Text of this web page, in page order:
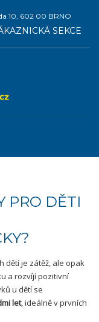
10, 602 00 BRNO
SEKCE
PRO DĚTI
dětí je zátěž, ale opak
a rozvíjí pozitivní
u dětí se
let, ideálně v prvních